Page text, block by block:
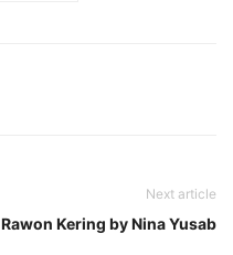
Next article
Rawon Kering by Nina Yusab